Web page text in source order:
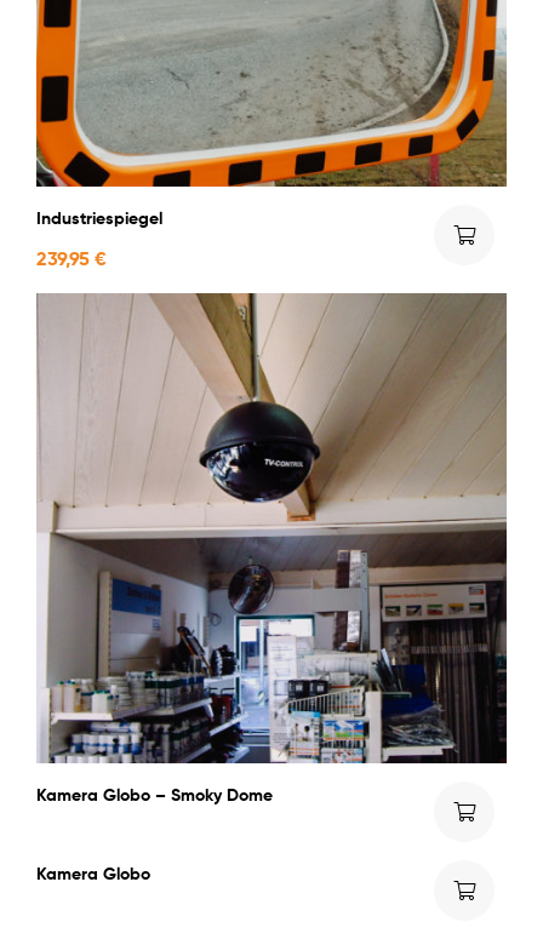
Industriespiegel
239,95 €
Kamera Globo – Smoky Dome
Kamera Globo